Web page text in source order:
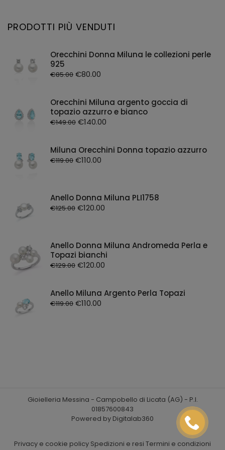
LiuJo
Lorenzo Ungari
Luca Barra
Michael Kors
Miluna
Opsobjects
PGgioielli
Philipp Plein
Pinko
Sector
Smarty2.0
Orologio quarzo donna
Smartwatch
PRODOTTI PIÙ VENDUTI
Orecchini Donna Miluna le collezioni perle
925
€85.00 €80.00
Orecchini Miluna argento goccia di
topazio azzurro e bianco
€149.00 €140.00
Miluna Orecchini Donna topazio azzurro
€119.00 €110.00
Anello Donna Miluna PLI1758
€125.00 €120.00
Anello Donna Miluna Andromeda Perla e
Topazi bianchi
€129.00 €120.00
Anello Miluna Argento Perla Topazi
€119.00 €110.00
Gioielleria Messina - Campobello di Licata (AG) - P.I.
01857600843
Powered by Digitalab360
Privacy e cookie policy Spedizioni e resi Termini e condizioni